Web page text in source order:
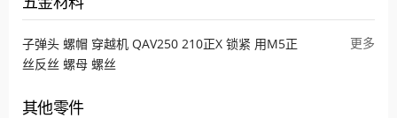
子弹头 螺帽 穿越机 QAV250 210正X 锁紧 用M5正
丝反丝 螺母 螺丝
更多
其他零件